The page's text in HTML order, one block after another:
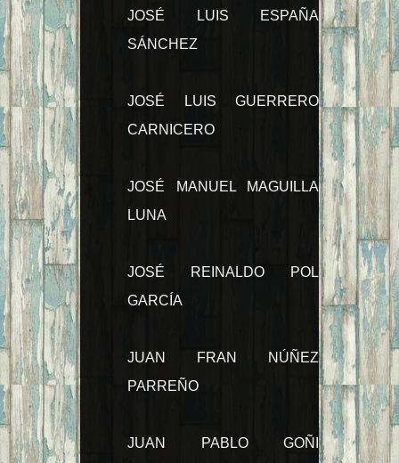
JOSÉ LUIS ESPAÑA
SÁNCHEZ
JOSÉ LUIS GUERRERO
CARNICERO
JOSÉ MANUEL MAGUILLA
LUNA
JOSÉ REINALDO POL
GARCÍA
JUAN FRAN NÚÑEZ
PARREÑO
JUAN PABLO GOÑI